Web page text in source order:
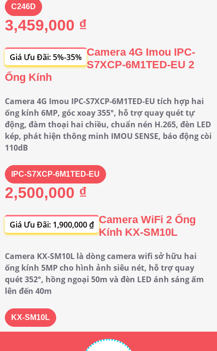
C246D
3,459,000 ₫
Giá Ưu Đãi: 5%-35% Camera 4G Imou IPC-
S7XCP-6M1TED-EU 2
Ống Kính
Camera 4G Imou IPC-S7XCP-6M1TED-EU tích hợp hai
ống kính 6MP, góc xoay 355°, hỗ trợ quay quét tự
động, đàm thoại hai chiều, chuẩn nén H.265, đèn LED
kép, phát hiện thông minh IMOU SENSE, báo động còi
110dB
IPC-S7XCP-6M1TED-EU
2,500,000 ₫
Giá Ưu Đãi: 1,900,000 ₫ Camera WiFi 2 Ống
Kính KX-SM10L
Camera KX-SM10L là dòng camera wifi sở hữu hai
ống kính 5MP cho hình ảnh siêu nét, hỗ trợ quay
quét 352°, hồng ngoại 50m và đèn LED ánh sáng ấm
lên đến 40m
KX-SM10L